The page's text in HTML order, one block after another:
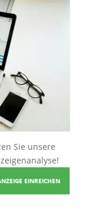
Sie unsere
EINREICHEN